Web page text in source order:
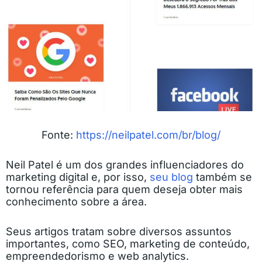
Fonte: https://neilpatel.com/br/blog/
Neil Patel é um dos grandes influenciadores do
marketing digital e, por isso, seu blog também se
tornou referência para quem deseja obter mais
conhecimento sobre a área.
Seus artigos tratam sobre diversos assuntos
importantes, como SEO, marketing de conteúdo,
empreendedorismo e web analytics.